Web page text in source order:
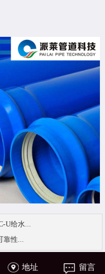
U给水...
靠性...
地址 留言